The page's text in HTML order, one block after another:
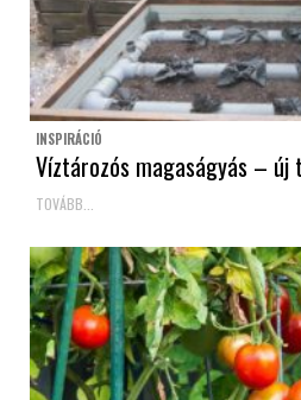
INSPIRÁCIÓ
Víztározós magaságyás – új
TOVÁBB...